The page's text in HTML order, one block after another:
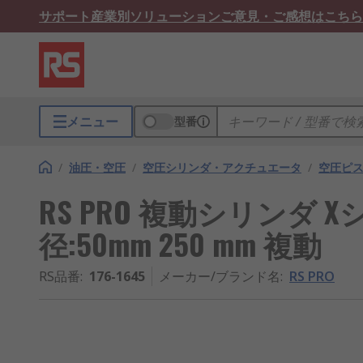
サポート産業別ソリューションご意見・ご感想はこちら
メニュー 型番
/ 油圧・空圧 / 空圧シリンダ・アクチュエータ / 空圧ピ
RS PRO 複動シリンダ X
径:50mm 250 mm 複動
RS品番: 176-1645 メーカー/ブランド名: RS PRO